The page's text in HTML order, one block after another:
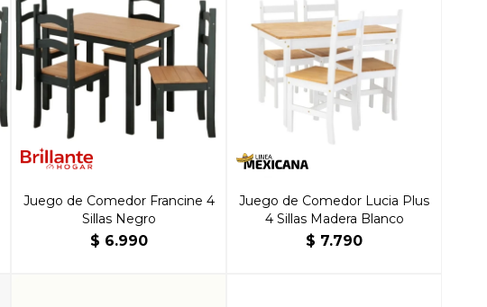
Juego de Comedor Francine 4
Sillas Negro
$ 6.990
Juego de Comedor Lucia Plus
4 Sillas Madera Blanco
$ 7.790